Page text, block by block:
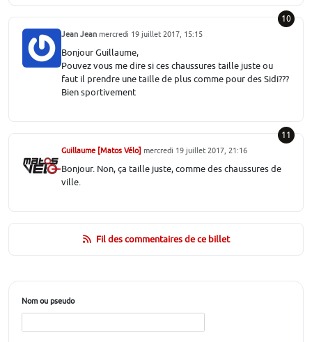
10
Jean Jean mercredi 19 juillet 2017, 15:15
Bonjour Guillaume,
Pouvez vous me dire si ces chaussures taille juste ou
faut il prendre une taille de plus comme pour des Sidi???
Bien sportivement
11
Guillaume [Matos Vélo] mercredi 19 juillet 2017, 21:16
Bonjour. Non, ça taille juste, comme des chaussures de
ville.
Fil des commentaires de ce billet
Nom ou pseudo